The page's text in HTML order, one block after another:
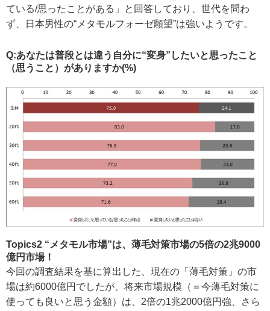
ている/思ったことがある」と回答しており、世代を問わ
ず、日本男性の“メタモルフォーゼ願望”は強いようです。
Q:あなたは普段とは違う自分に“変身”したいと思ったこと
（思うこと）がありますか(%)
Topics2 “メタモル市場”は、薄毛対策市場の5倍の2兆9000
億円市場！
今回の調査結果を基に算出した、現在の「薄毛対策」の市
場は約6000億円でしたが、将来市場規模（＝今薄毛対策に
使っても良いと思う金額）は、2倍の1兆2000億円強、さら